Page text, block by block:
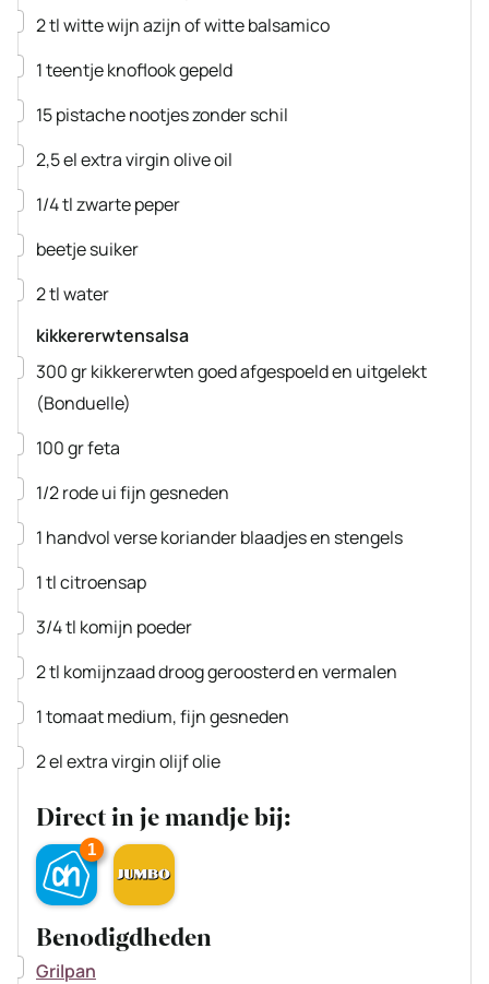
▢
2tlwitte wijn azijnof witte balsamico
▢
1teentjeknoflookgepeld
▢
15pistache nootjeszonder schil
▢
2,5elextra virgin olive oil
▢
1/4tlzwarte peper
▢
beetje suiker
▢
2tlwater
kikkererwtensalsa
▢
300grkikkererwtengoed afgespoeld en uitgelekt
(Bonduelle)
▢
100grfeta
▢
1/2rode uifijn gesneden
▢
1 handvolverse korianderblaadjes en stengels
▢
1tlcitroensap
▢
3/4tl komijn poeder
▢
2tl komijnzaaddroog geroosterd en vermalen
▢
1tomaatmedium, fijn gesneden
▢
2elextra virgin olijf olie
Direct in je mandje bij:
1
Benodigdheden
▢
Grilpan